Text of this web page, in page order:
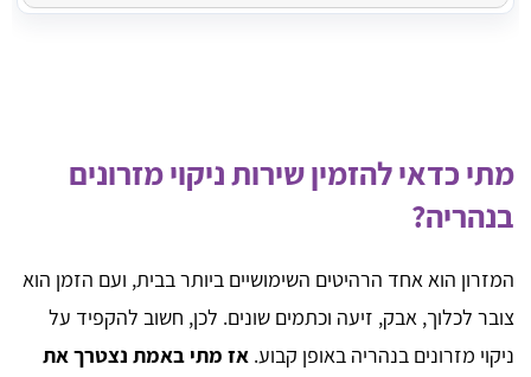
מתי כדאי להזמין שירות ניקוי מזרונים
בנהריה?
המזרון הוא אחד הרהיטים השימושיים ביותר בבית, ועם הזמן הוא
צובר לכלוך, אבק, זיעה וכתמים שונים. לכן, חשוב להקפיד על
ניקוי מזרונים בנהריה באופן קבוע. אז מתי באמת נצטרך את